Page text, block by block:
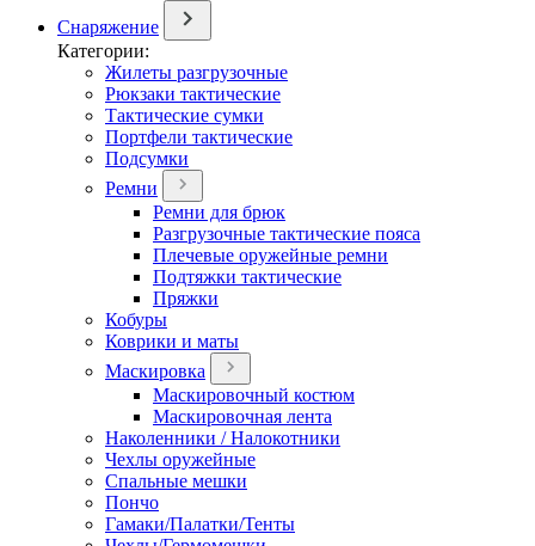
Снаряжение
Категории:
Жилеты разгрузочные
Рюкзаки тактические
Тактические сумки
Портфели тактические
Подсумки
Ремни
Ремни для брюк
Разгрузочные тактические пояса
Плечевые оружейные ремни
Подтяжки тактические
Пряжки
Кобуры
Коврики и маты
Маскировка
Маскировочный костюм
Маскировочная лента
Наколенники / Налокотники
Чехлы оружейные
Спальные мешки
Пончо
Гамаки/Палатки/Тенты